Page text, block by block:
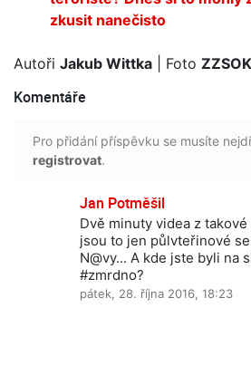
zkusit nanečisto
Autoři Jakub Wittka | Foto
Komentáře
Pro přidání příspěvku se musíte
registrovat.
Jan Potměšil
Dvě minuty videa z
jsou to jen půlvteřinové
N@vy... A kde jste byli na
#zmrdno?
pátek, 28. října 2016, 18:23